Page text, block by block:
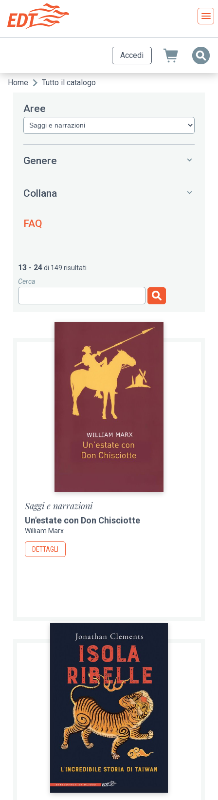
contenuto
principale
Accedi
Briciole
pane
Home Tutto il catalogo
Aree
Genere
Collana
FAQ
13 - 24di 149 risultati
Cerca
Saggi e narrazioni
Un'estate con Don Chisciotte
William Marx
DETTAGLI